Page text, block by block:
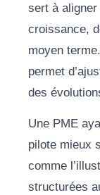
sert à aligner
croissance,
moyen
permet
des
Une PME
pilote mieux
comme
structurées